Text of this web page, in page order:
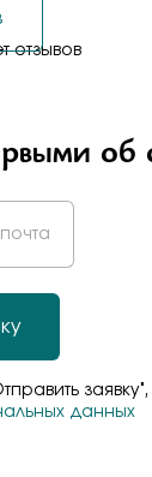
отзывов
об
данных